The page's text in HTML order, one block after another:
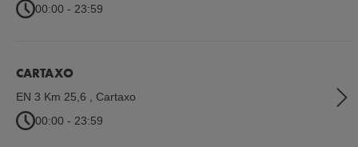
00:00 - 23:59
CARTAXO
EN 3 Km 25,6
Cartaxo
00:00 - 23:59